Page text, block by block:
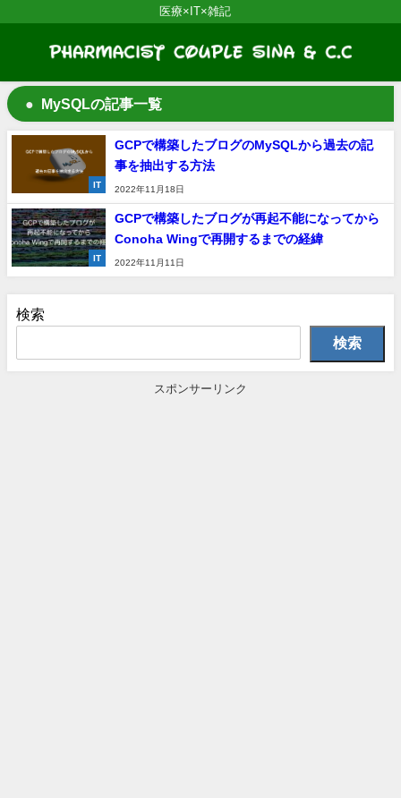
医療×IT×雑記
MySQLの記事一覧
IT
GCPで構築したブログのMySQLから過去の記
事を抽出する方法
2022年11月18日
IT
GCPで構築したブログが再起不能になってから
Conoha Wingで再開するまでの経緯
2022年11月11日
検索
検索
スポンサーリンク